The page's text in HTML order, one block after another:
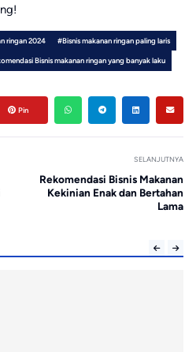
ringan 2024 #Bisnis makanan ringan paling laris
Bisnis makanan ringan yang banyak laku
Pin
SELANJUTNYA
Rekomendasi Bisnis Makanan
Kekinian Enak dan Bertahan
Lama